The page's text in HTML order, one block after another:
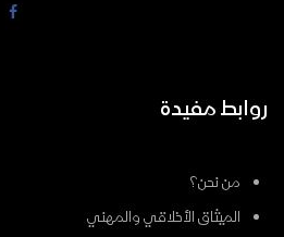
روابط مفيدة
من نحن؟
الميثاق الأخلاقي والمهني